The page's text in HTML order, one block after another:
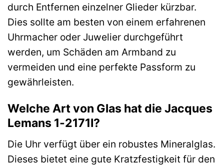
durch Entfernen einzelner Glieder kürzbar.
Dies sollte am besten von einem erfahrenen
Uhrmacher oder Juwelier durchgeführt
werden, um Schäden am Armband zu
vermeiden und eine perfekte Passform zu
gewährleisten.
Welche Art von Glas hat die Jacques
Lemans 1-2171I?
Die Uhr verfügt über ein robustes Mineralglas.
Dieses bietet eine gute Kratzfestigkeit für den